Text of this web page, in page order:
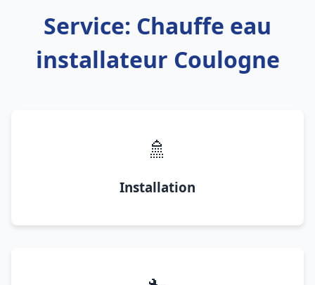
Service: Chauffe eau
installateur Coulogne
🚿
Installation